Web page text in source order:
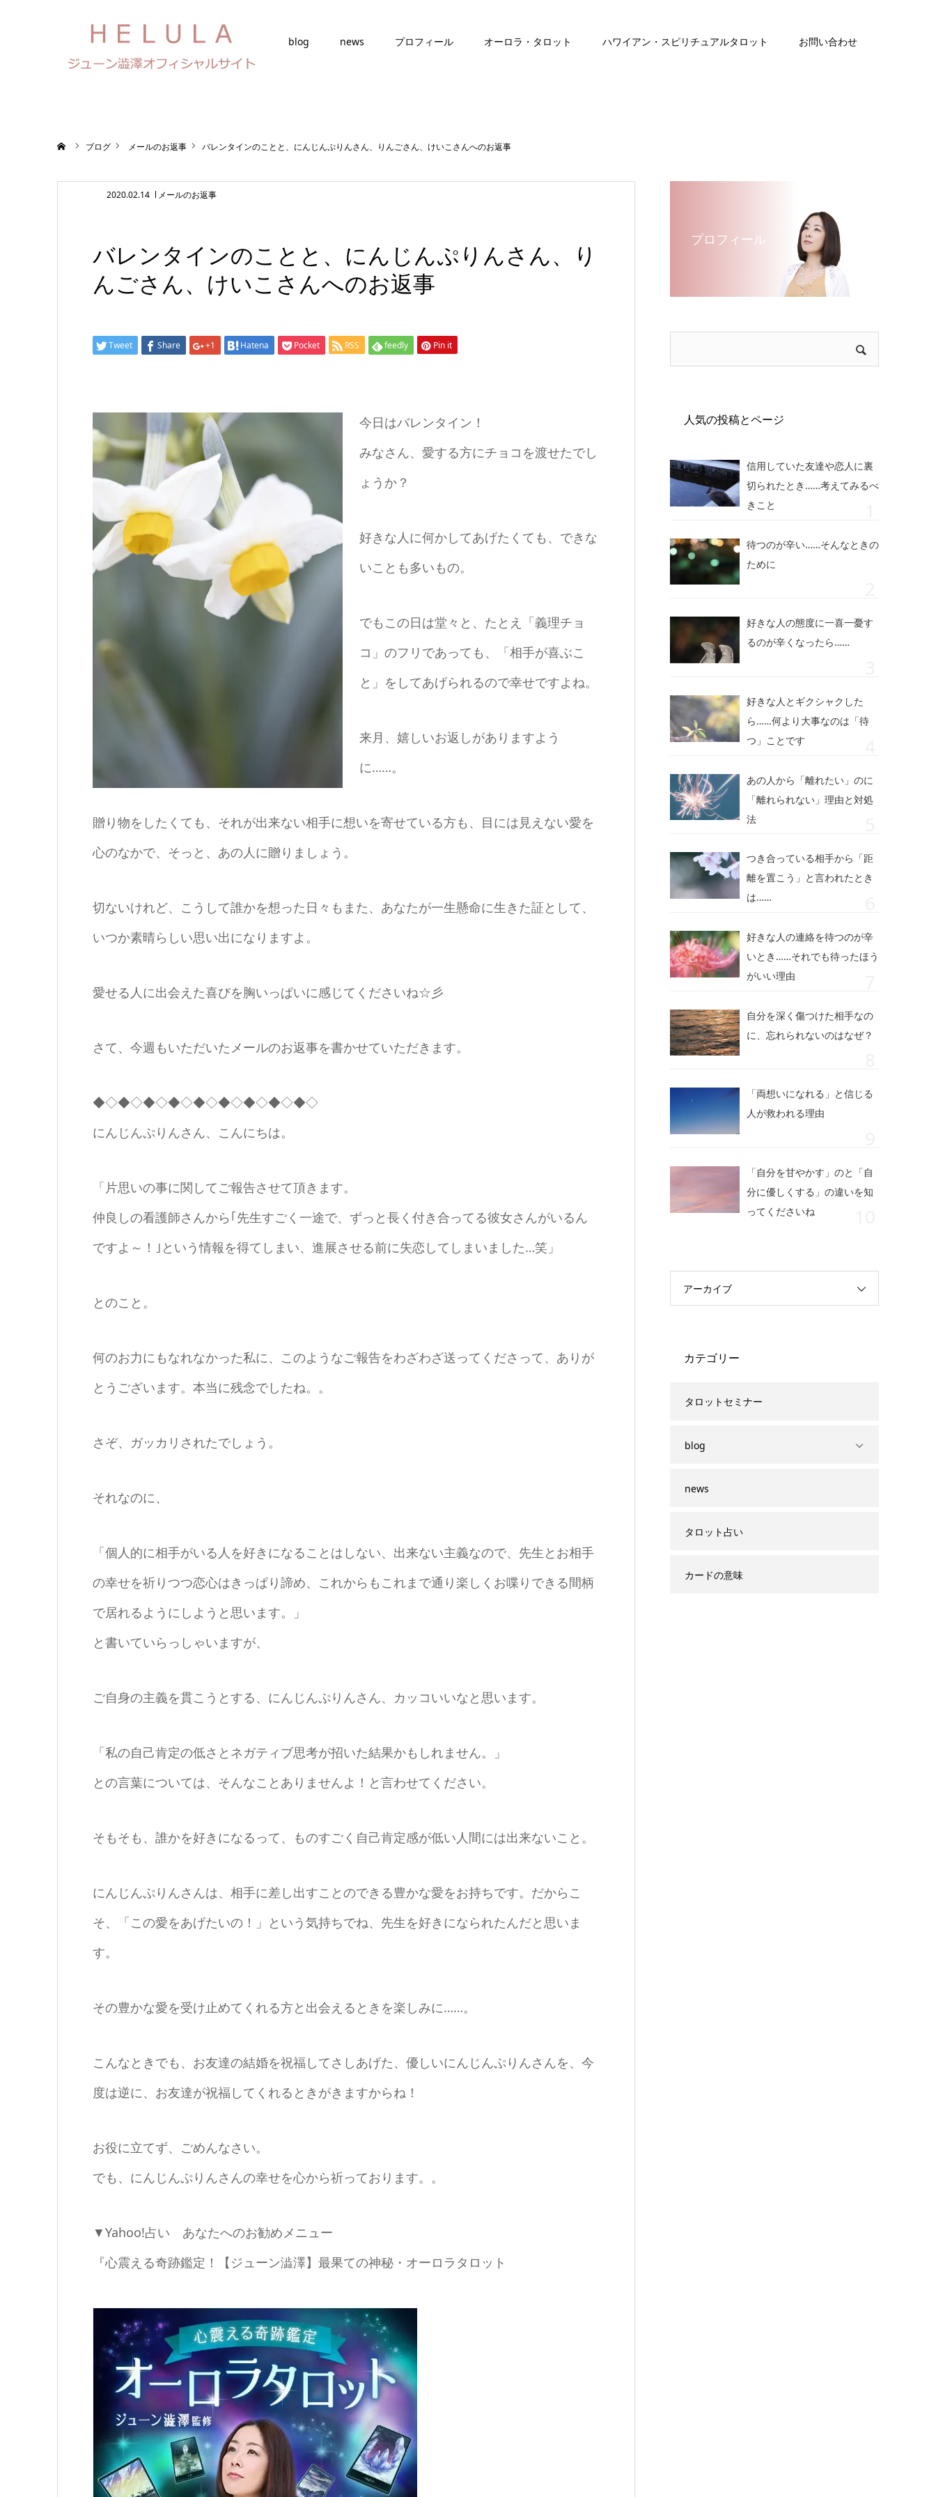
blog news プロフィール オーロラ・タロット ハワイアン・スピリチュアルタロット お問い合わせ
ブログ メールのお返事 バレンタインのことと、にんじんぷりんさん、りんごさん、けいこさんへのお返事
2020.02.14 メールのお返事
バレンタインのことと、にんじんぷりんさん、り
んごさん、けいこさんへのお返事
Tweet Share +1 Hatena Pocket RSS feedly Pin it
今日はバレンタイン！
みなさん、愛する方にチョコを渡せたでし
ょうか？
好きな人に何かしてあげたくても、できな
いことも多いもの。
でもこの日は堂々と、たとえ「義理チョ
コ」のフリであっても、「相手が喜ぶこ
と」をしてあげられるので幸せですよね。
来月、嬉しいお返しがありますよう
に……。
贈り物をしたくても、それが出来ない相手に想いを寄せている方も、目には見えない愛を
心のなかで、そっと、あの人に贈りましょう。
切ないけれど、こうして誰かを想った日々もまた、あなたが一生懸命に生きた証として、
いつか素晴らしい思い出になりますよ。
愛せる人に出会えた喜びを胸いっぱいに感じてくださいね☆彡
さて、今週もいただいたメールのお返事を書かせていただきます。
◆◇◆◇◆◇◆◇◆◇◆◇◆◇◆◇◆◇
にんじんぷりんさん、こんにちは。
「片思いの事に関してご報告させて頂きます。
仲良しの看護師さんから｢先生すごく一途で、ずっと長く付き合ってる彼女さんがいるん
ですよ～！｣という情報を得てしまい、進展させる前に失恋してしまいました…笑」
とのこと。
何のお力にもなれなかった私に、このようなご報告をわざわざ送ってくださって、ありが
とうございます。本当に残念でしたね。。
さぞ、ガッカリされたでしょう。
それなのに、
「個人的に相手がいる人を好きになることはしない、出来ない主義なので、先生とお相手
の幸せを祈りつつ恋心はきっぱり諦め、これからもこれまで通り楽しくお喋りできる間柄
で居れるようにしようと思います。」
と書いていらっしゃいますが、
ご自身の主義を貫こうとする、にんじんぷりんさん、カッコいいなと思います。
「私の自己肯定の低さとネガティブ思考が招いた結果かもしれません。」
との言葉については、そんなことありませんよ！と言わせてください。
そもそも、誰かを好きになるって、ものすごく自己肯定感が低い人間には出来ないこと。
にんじんぷりんさんは、相手に差し出すことのできる豊かな愛をお持ちです。だからこ
そ、「この愛をあげたいの！」という気持ちでね、先生を好きになられたんだと思いま
す。
その豊かな愛を受け止めてくれる方と出会えるときを楽しみに……。
こんなときでも、お友達の結婚を祝福してさしあげた、優しいにんじんぷりんさんを、今
度は逆に、お友達が祝福してくれるときがきますからね！
お役に立てず、ごめんなさい。
でも、にんじんぷりんさんの幸せを心から祈っております。。
▼Yahoo!占い あなたへのお勧めメニュー
『心震える奇跡鑑定！【ジューン澁澤】最果ての神秘・オーロラタロット
プロフィール
人気の投稿とページ
信用していた友達や恋人に裏
切られたとき……考えてみるべ
きこと
待つのが辛い……そんなときの
ために
好きな人の態度に一喜一憂す
るのが辛くなったら……
好きな人とギクシャクした
ら……何より大事なのは「待
つ」ことです
あの人から「離れたい」のに
「離れられない」理由と対処
法
つき合っている相手から「距
離を置こう」と言われたとき
は……
好きな人の連絡を待つのが辛
いとき……それでも待ったほう
がいい理由
自分を深く傷つけた相手なの
に、忘れられないのはなぜ？
「両想いになれる」と信じる
人が救われる理由
「自分を甘やかす」のと「自
分に優しくする」の違いを知
ってくださいね
アーカイブ
カテゴリー
タロットセミナー
blog
news
タロット占い
カードの意味